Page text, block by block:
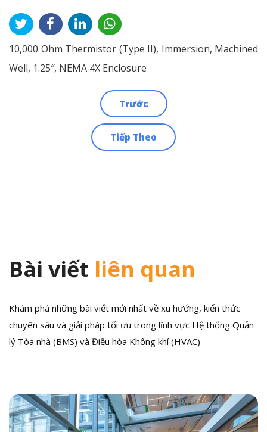
10,000 Ohm Thermistor (Type II), Immersion, Machined
Well, 1.25″, NEMA 4X Enclosure
Trước
Tiếp Theo
Bài viết liên quan
Khám phá những bài viết mới nhất về xu hướng, kiến thức
chuyên sâu và giải pháp tối ưu trong lĩnh vực Hệ thống Quản
lý Tòa nhà (BMS) và Điều hòa Không khí (HVAC)